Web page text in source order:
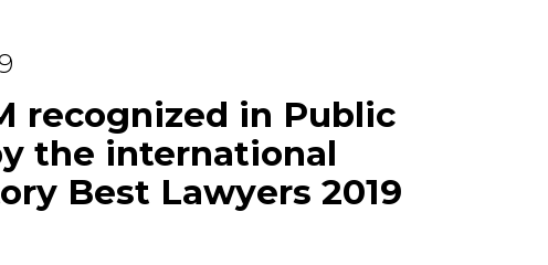
recognized in Public
the international
Best Lawyers 2019